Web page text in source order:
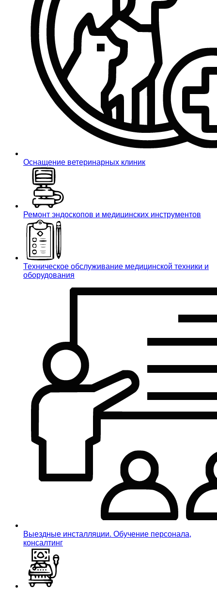
Оснащение ветеринарных клиник
Ремонт эндоскопов и медицинских инструментов
Техническое обслуживание медицинской техники и
оборудования
Выездные инсталляции. Обучение персонала,
консалтинг